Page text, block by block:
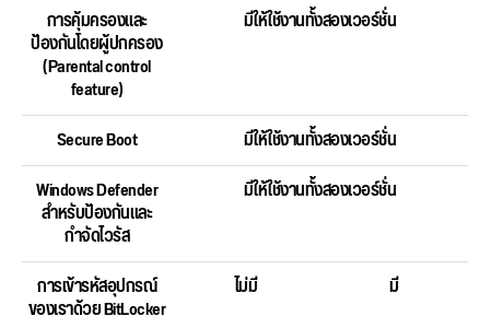
การคุ้มครองและ
ป้องกันโดยผู้ปกครอง
(Parental control
feature)
มีให้ใช้งานทั้งสองเวอร์ชั่น
Secure Boot
มีให้ใช้งานทั้งสองเวอร์ชั่น
Windows Defender
สำหรับป้องกันและ
กำจัดไวรัส
มีให้ใช้งานทั้งสองเวอร์ชั่น
การเข้ารหัสอุปกรณ์
ของเราด้วย BitLocker
ไม่มี มี